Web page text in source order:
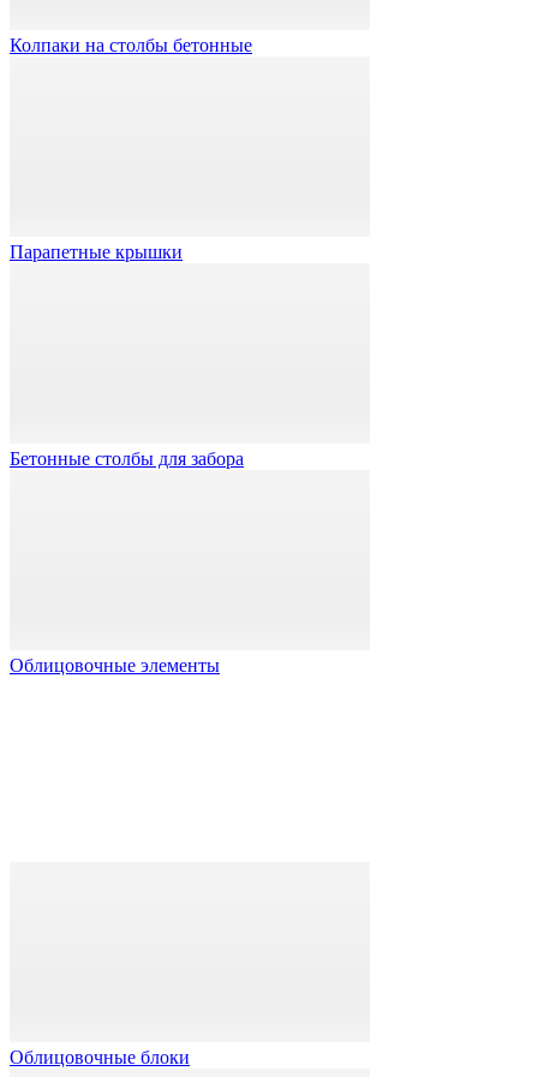
Колпаки на столбы бетонные
Парапетные крышки
Бетонные столбы для забора
Облицовочные элементы
Облицовочные блоки